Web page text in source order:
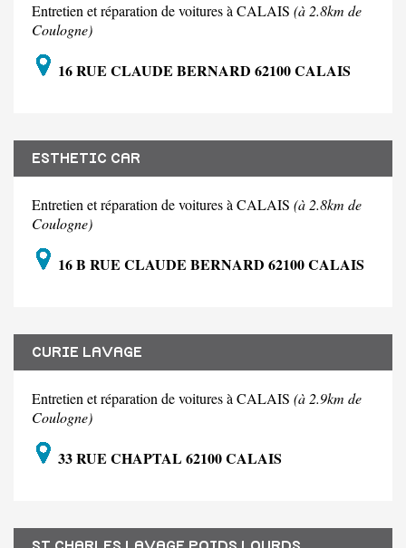
Entretien et réparation de voitures à CALAIS (à 2.8km de
Coulogne)
16 RUE CLAUDE BERNARD 62100 CALAIS
ESTHETIC CAR
Entretien et réparation de voitures à CALAIS (à 2.8km de
Coulogne)
16 B RUE CLAUDE BERNARD 62100 CALAIS
CURIE LAVAGE
Entretien et réparation de voitures à CALAIS (à 2.9km de
Coulogne)
33 RUE CHAPTAL 62100 CALAIS